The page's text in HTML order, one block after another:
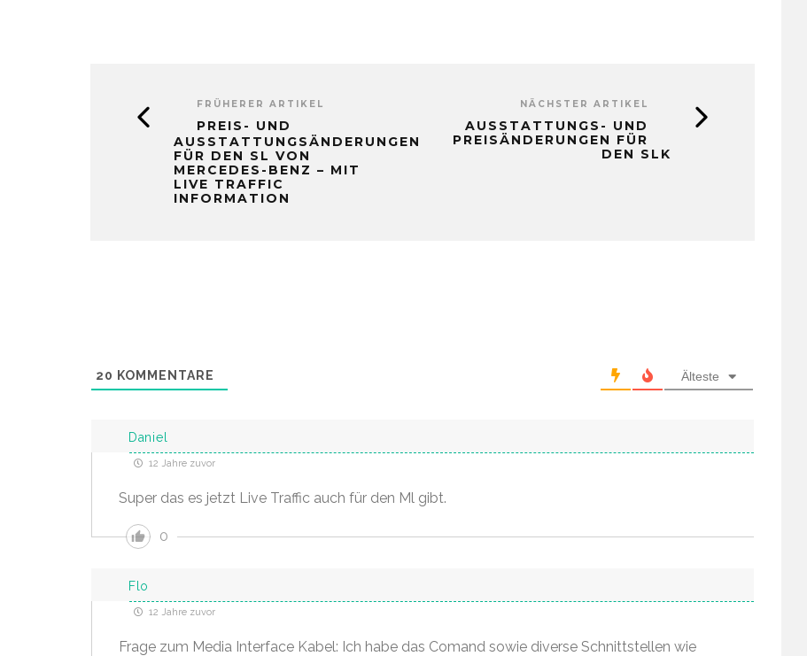
FRÜHERER ARTIKEL
PREIS- UND
AUSSTATTUNGSÄNDERUNGEN
FÜR DEN SL VON
MERCEDES-BENZ – MIT
LIVE TRAFFIC
INFORMATION
NÄCHSTER ARTIKEL
AUSSTATTUNGS- UND
PREISÄNDERUNGEN FÜR
DEN SLK
20 KOMMENTARE Älteste
Daniel
12 Jahre zuvor
Super das es jetzt Live Traffic auch für den Ml gibt.
0
Flo
12 Jahre zuvor
Frage zum Media Interface Kabel: Ich habe das Comand sowie diverse Schnittstellen wie